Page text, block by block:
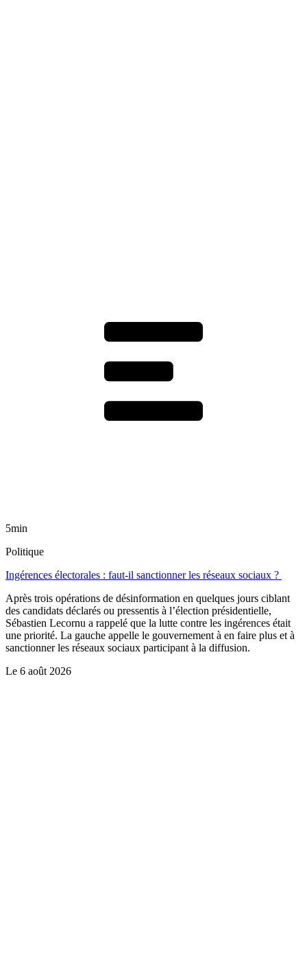
5min
Politique
Ingérences électorales : faut-il sanctionner les réseaux sociaux ?
Après trois opérations de désinformation en quelques jours ciblant
des candidats déclarés ou pressentis à l’élection présidentielle,
Sébastien Lecornu a rappelé que la lutte contre les ingérences était
une priorité. La gauche appelle le gouvernement à en faire plus et à
sanctionner les réseaux sociaux participant à la diffusion.
Le 6 août 2026